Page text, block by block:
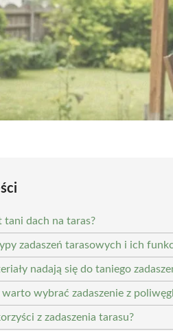
tani dach na taras?
zadaszeń tarasowych i ich
nadają się do taniego
warto wybrać zadaszenie z
z zadaszenia tarasu?